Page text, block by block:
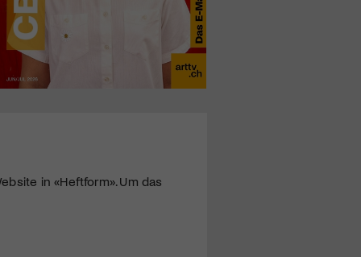
in «Heftform». Um das